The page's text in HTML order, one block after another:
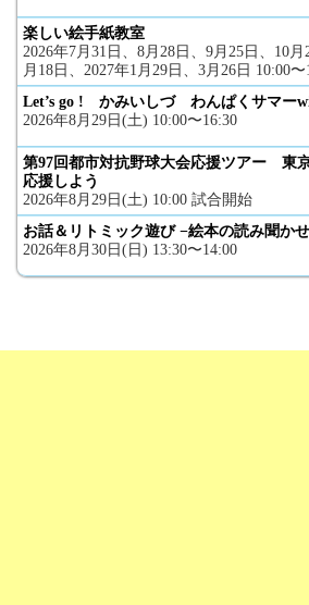
楽しい絵手紙教室
2026年7月31日、8月28日、9月25日、10
月18日、2027年1月29日、3月26日
Let’s go ! かみいしづ わんぱくサマー
2026年8月29日(土) 10:00〜16:30
第97回都市対抗野球大会応援ツアー 東
応援しよう
2026年8月29日(土) 10:00 試合開始
お話＆リトミック遊び −絵本の読み聞か
2026年8月30日(日) 13:30〜14:00